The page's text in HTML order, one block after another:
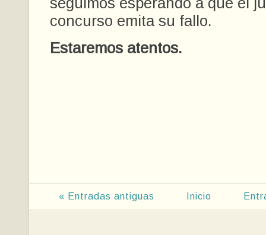
concurso emita su fallo.
Estaremos atentos.
« Entradas antiguas Inicio